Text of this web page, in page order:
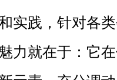
实践，针对各
魅力就在于：它